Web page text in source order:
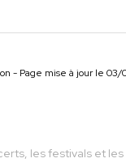
- Page mise à jour le
les festivals et